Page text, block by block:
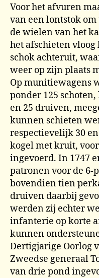
Voor het afvuren
van een lontstok
de wielen van het
het afschieten
schok achteruit,
weer op zijn plaats
Op munitiewagens
ponder 125
en 25 druiven,
kunnen schieten
respectievelijk 30
kogel met kruit,
ingevoerd. In 1747
patronen voor de 6-
bovendien tien
druiven daarbij
werden zij echter
infanterie op korte
kunnen
Dertigjarige Oorlog
Zweedse generaal
van drie pond